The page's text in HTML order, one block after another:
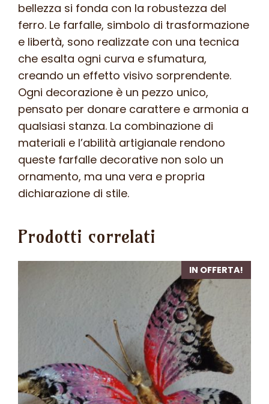
bellezza si fonda con la robustezza del
ferro. Le farfalle, simbolo di trasformazione
e libertà, sono realizzate con una tecnica
che esalta ogni curva e sfumatura,
creando un effetto visivo sorprendente.
Ogni decorazione è un pezzo unico,
pensato per donare carattere e armonia a
qualsiasi stanza. La combinazione di
materiali e l’abilità artigianale rendono
queste farfalle decorative non solo un
ornamento, ma una vera e propria
dichiarazione di stile.
Prodotti correlati
IN OFFERTA!